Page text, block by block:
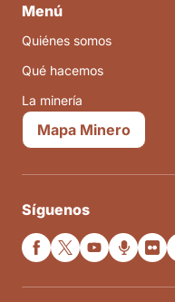
Menú
Quiénes somos
Qué hacemos
La minería
Mapa Minero
Síguenos